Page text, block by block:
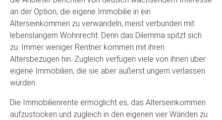
an der Option, die eigene Immobilie in ein
Alterseinkommen zu verwandeln, meist verbunden mit
lebenslangem Wohnrecht. Denn das Dilemma spitzt sich
zu: Immer weniger Rentner kommen mit ihren
Altersbezügen hin. Zugleich verfügen viele von ihnen über
eigene Immobilien, die sie aber äußerst ungern verlassen
würden.
Die Immobilienrente ermöglicht es, das Alterseinkommen
aufzustocken und zugleich in den eigenen vier Wänden zu